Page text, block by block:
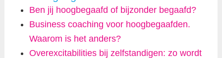
Ben jij hoogbegaafd of bijzonder begaafd?
Business coaching voor hoogbegaafden.
Waarom is het anders?
Overexcitabilities bij zelfstandigen: zo wordt